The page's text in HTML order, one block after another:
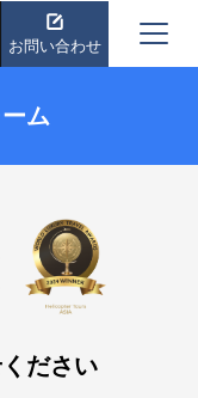
お問い合わせ
ム
ださい